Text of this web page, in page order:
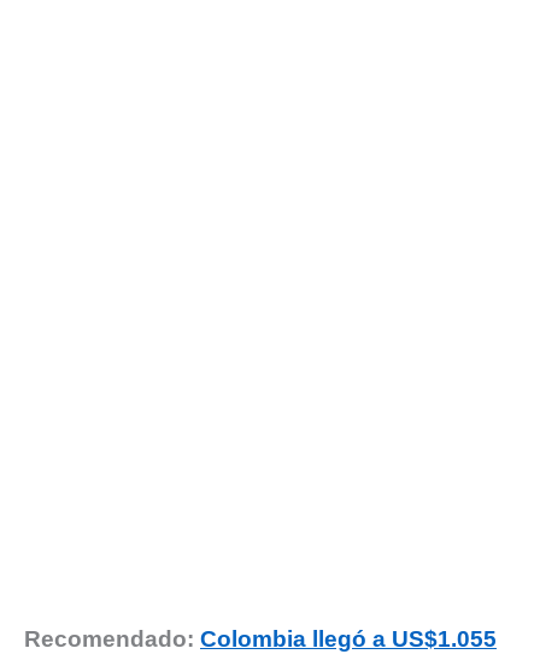
Recomendado: Colombia llegó a US$1.055